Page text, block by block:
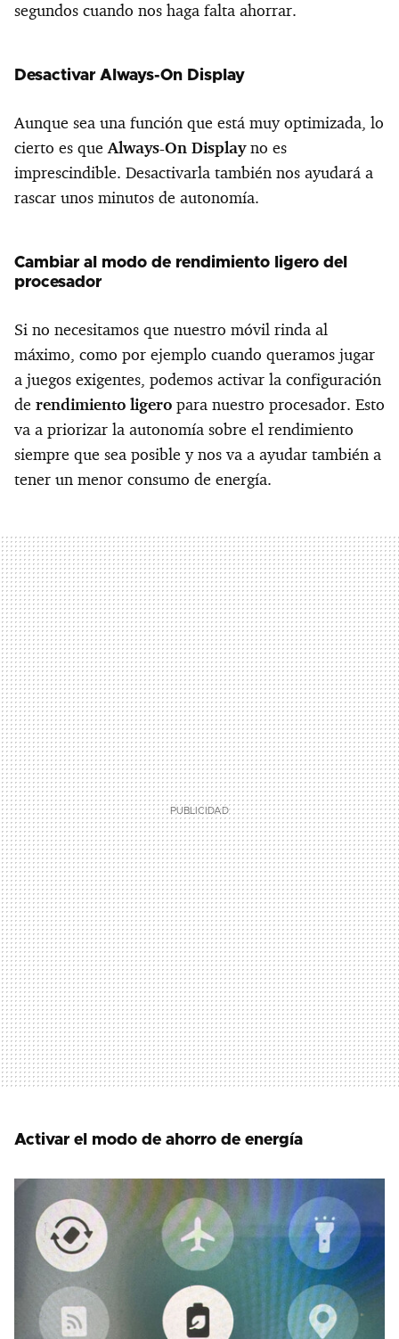
segundos cuando nos haga falta ahorrar.
Desactivar Always-On Display
Aunque sea una función que está muy optimizada, lo
cierto es queAlways-On Displayno es
imprescindible. Desactivarla también nos ayudará a
rascar unos minutos de autonomía.
Cambiar al modo de rendimiento ligero del
procesador
Si no necesitamos que nuestro móvil rinda al
máximo, como por ejemplo cuando queramos jugar
a juegos exigentes, podemos activar la configuración
de rendimiento ligero para nuestro procesador. Esto
va a priorizar la autonomía sobre el rendimiento
siempre que sea posible y nos va a ayudar también a
tener un menor consumo de energía.
Activar el modo de ahorro de energía